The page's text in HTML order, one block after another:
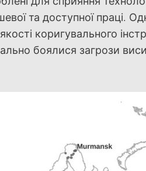
та доступної праці.
коригувального
боялися загрози